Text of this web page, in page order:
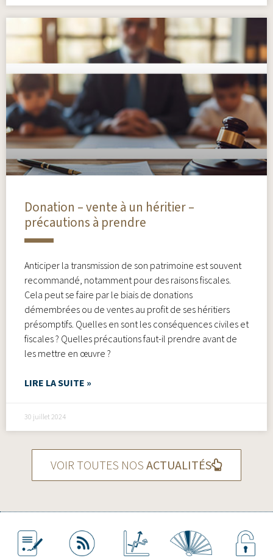
Donation – vente à un héritier –
précautions à prendre
Anticiper la transmission de son patrimoine est souvent
recommandé, notamment pour des raisons fiscales.
Cela peut se faire par le biais de donations
démembrées ou de ventes au profit de ses héritiers
présomptifs. Quelles en sont les conséquences civiles et
fiscales ? Quelles précautions faut-il prendre avant de
les mettre en œuvre ?
LIRE LA SUITE »
30 juillet 2024
VOIR TOUTES NOS ACTUALITÉS